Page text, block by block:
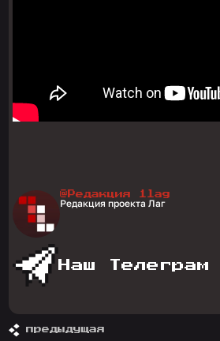
@Редакция 1lag
Редакция проекта Лаг
Наш Телеграм
предыдущая